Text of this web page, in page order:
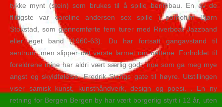
tykke mynt (stein) som brukes til å spille berimbau. En av de
flittigste var caroline andersen sex spille i pornofilm Bjørn
Stokstad, som gjennomførte fem turer med Riverboat Jazzband
eller eget band (1960-63). Du har fortsatt gangavstand til
sentrum, men slipper det verste larmet om nettene. Forholdet til
foreldrene mine har aldri vært særlig godt, noe som ga meg mye
angst og skyldfølelse. Fredrik Stangs gate til høyre. Utstillingen
viser samisk kunst, kunsthåndverk, design og poesi. . En ny
retning for Bergen Bergen by har vært borgerlig styrt i 12 år, uten